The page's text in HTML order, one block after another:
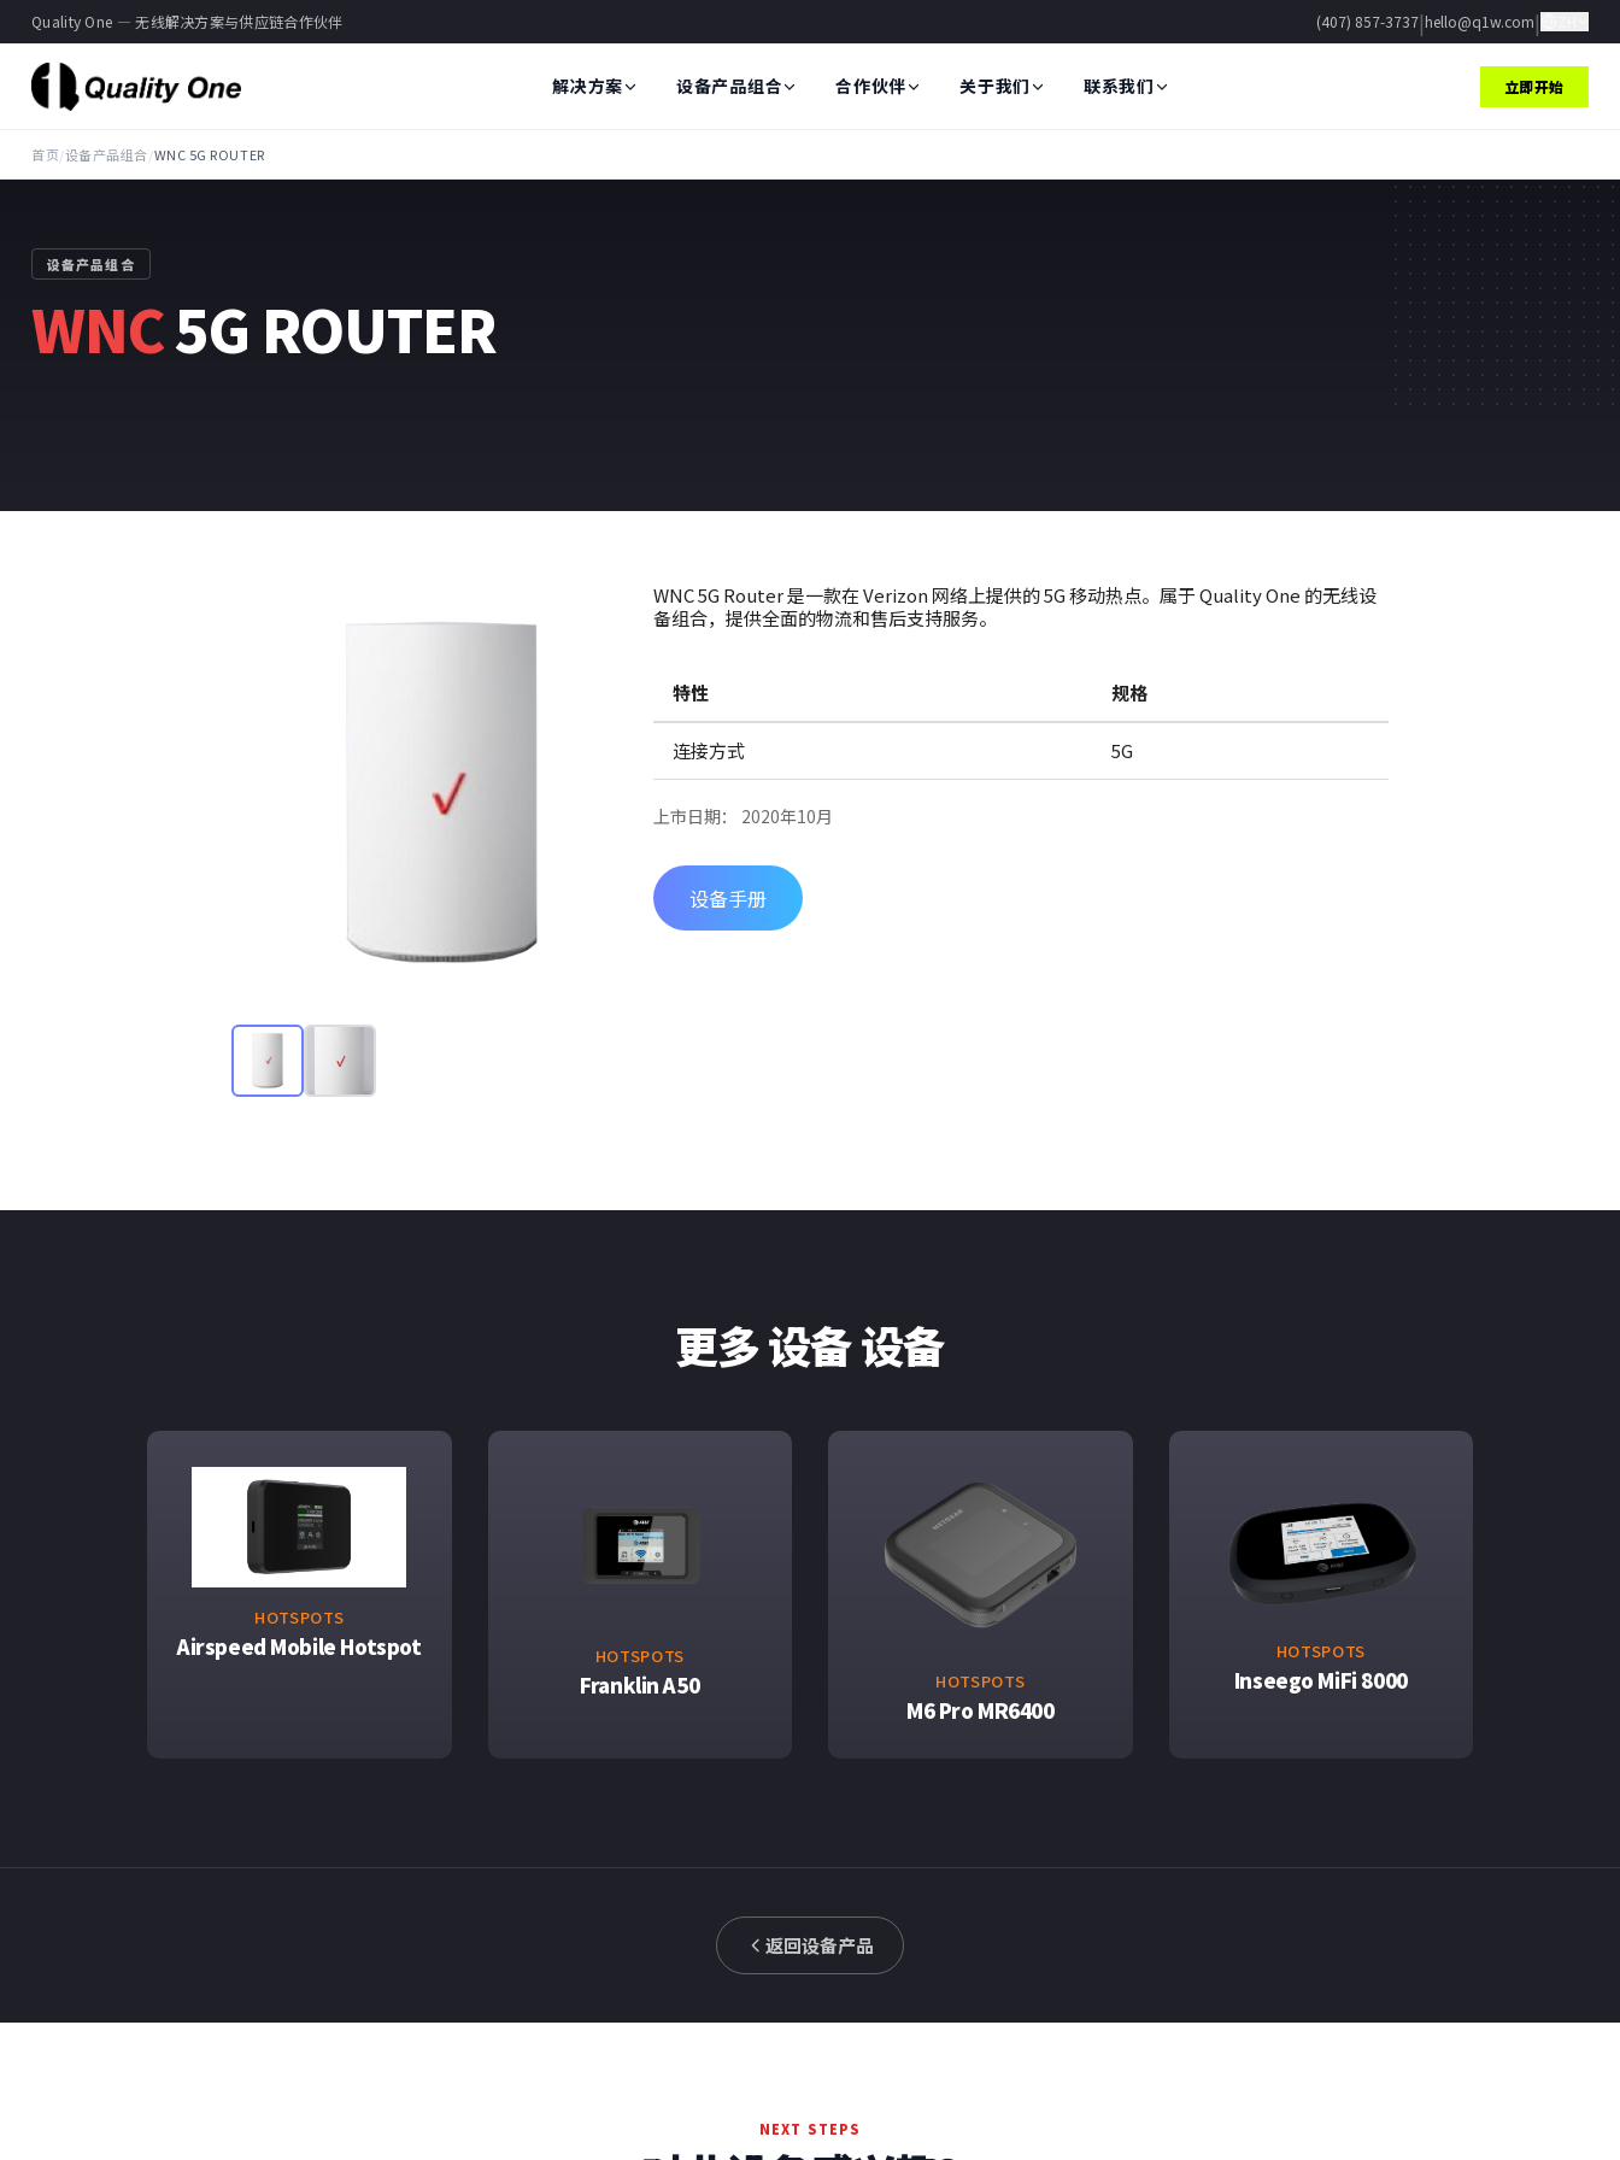
Quality One — 无线解决方案与供应链合作伙伴 (407) 857-3737|hello@q1w.com|
解决方案 设备产品组合 合作伙伴 关于我们 联系我们 立即开始
首页/设备产品组合/WNC 5G ROUTER
设备产品组合
WNC5G ROUTER
WNC 5G Router 是一款在 Verizon 网络上提供的 5G 移动热点。属于 Quality One 的无线设
备组合，提供全面的物流和售后支持服务。
特性 规格
连接方式 5G
上市日期： 2020年10月
设备手册
更多 设备 设备
HOTSPOTS
Airspeed Mobile Hotspot HOTSPOTS
Franklin A50 HOTSPOTS
M6 Pro MR6400
HOTSPOTS
Inseego MiFi 8000
返回设备产品
NEXT STEPS